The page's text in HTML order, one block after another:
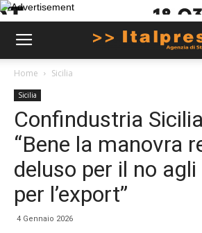
Home Sicilia
Sicilia
Confindustria
“Bene la manovra
deluso per il no
per l’export”
4 Gennaio 2026